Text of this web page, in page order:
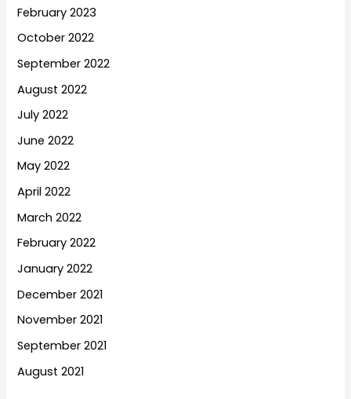
February 2023
October 2022
September 2022
August 2022
July 2022
June 2022
May 2022
April 2022
March 2022
February 2022
January 2022
December 2021
November 2021
September 2021
August 2021